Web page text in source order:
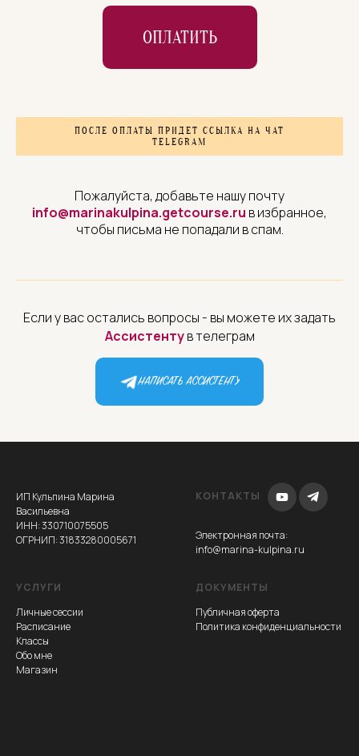
ОПЛАТИТЬ
ПОСЛЕ ОПЛАТЫ ПРИДЕТ ССЫЛКА НА ЧАТ
TELEGRAM
Пожалуйста, добавьте нашу почту
info@marinakulpina.getcourse.ru в избранное,
чтобы письма не попадали в спам.
Если у вас остались вопросы - вы можете их задать
Ассистентув телеграм
НАПИСАТЬ АССИСТЕНТУ
ИП Кульпина Марина
Васильевна
ИНН: 330710075505
ОГРНИП: 31833280005671
КОНТАКТЫ
Электронная почта:
info@marina-kulpina.ru
УСЛУГИ
Личные сессии
Расписание
Классы
Обо мне
Магазин
ДОКУМЕНТЫ
Публичная оферта
Политика конфиденциальности